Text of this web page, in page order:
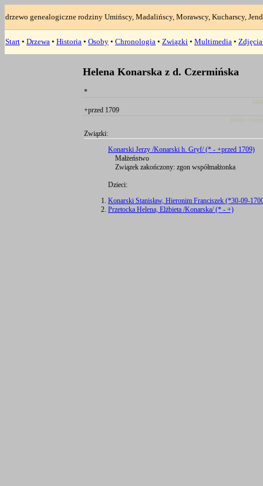
drzewo genealogiczne rodziny Umińscy, Madalińscy, Morawscy, Kucharscy,
Start • Drzewa • Historia • Osoby • Chronologia • Związki • Multimedia •
Helena Konarska z d. Czermińska
*
+przed 1709
(data i
Związki:
Konarski Jerzy /Konarski h. Gryf/ (* - +przed 1709)
Małżeństwo
Związek zakończony: zgon współmałżonka
Dzieci:
Konarski Stanisław, Hieronim Franciszek (*30-09-
Przetocka Helena, Elżbieta /Konarska/ (* - +)